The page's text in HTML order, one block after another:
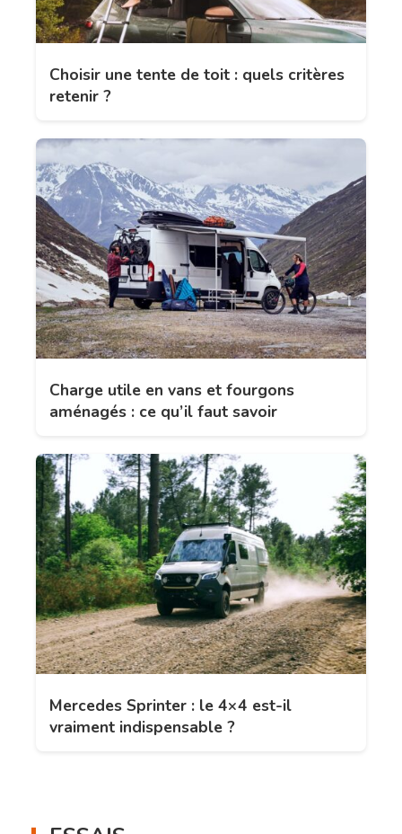
Choisir une tente de toit : quels critères
retenir ?
Charge utile en vans et fourgons
aménagés : ce qu’il faut savoir
Mercedes Sprinter : le 4×4 est-il
vraiment indispensable ?